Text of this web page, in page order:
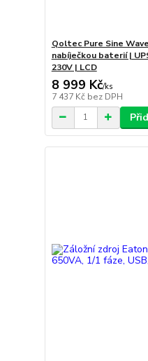
Qoltec Pure Sine
nabíječkou baterií |
230V | LCD
8 999 Kč/ks
7 437 Kč bez DPH